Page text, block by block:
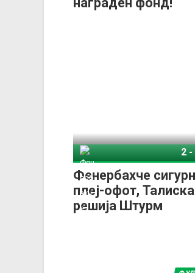
Фенербахче
плеј-офот,
решија Штурм
2-